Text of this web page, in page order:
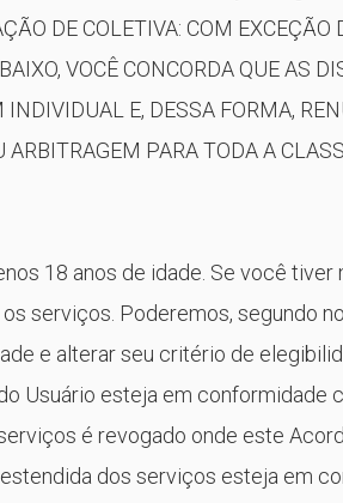
DE COLETIVA: COM
VOCÊ CONCORDA QUE AS
E, DESSA FORMA,
PARA TODA A
18 anos de idade. Se você tiver
serviços. Poderemos, segundo
e alterar seu critério de
Usuário esteja em conformidade
é revogado onde este
dos serviços esteja em